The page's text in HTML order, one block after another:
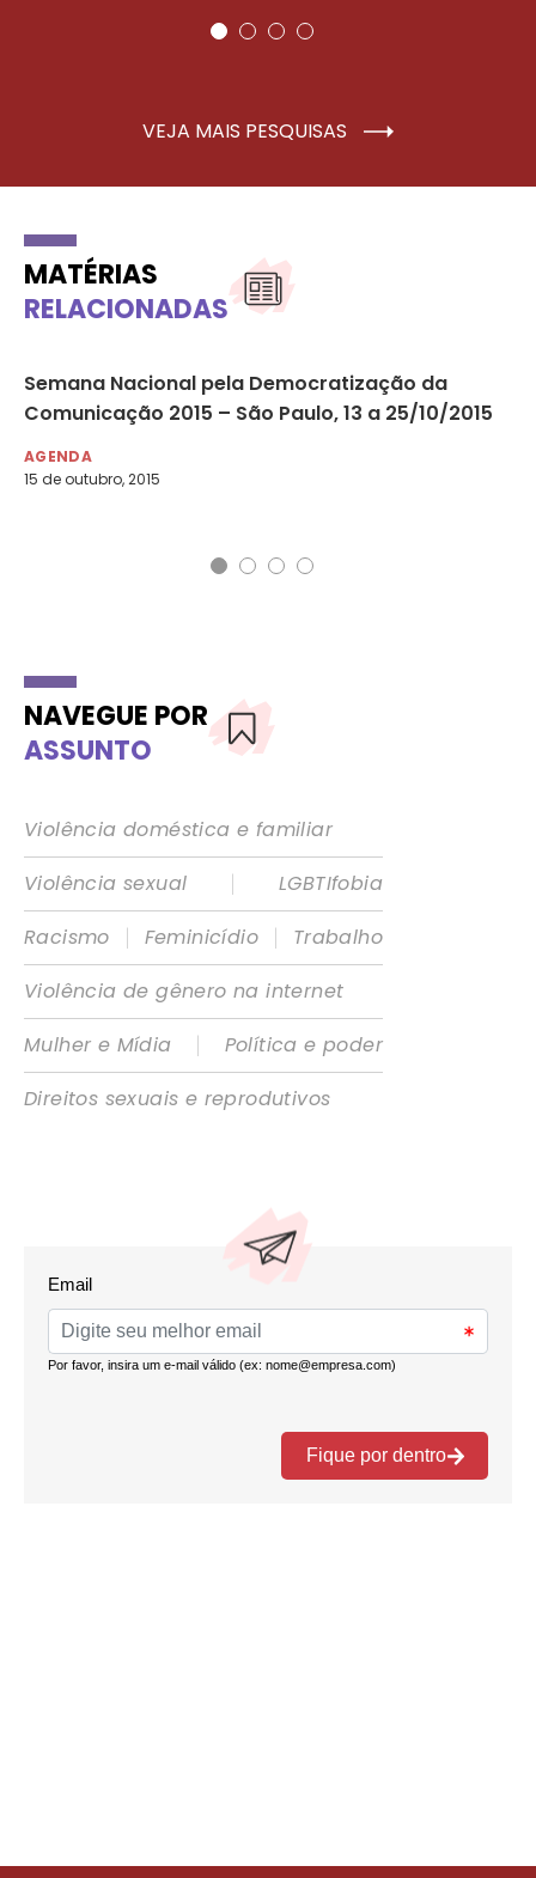
VEJA MAIS PESQUISAS
MATÉRIAS
RELACIONADAS
Semana Nacional pela Democratização da
Comunicação 2015 – São Paulo, 13 a 25/10/2015
AGENDA
15 de outubro, 2015
NAVEGUE POR
ASSUNTO
Violência doméstica e familiar
Violência sexual
|
LGBTIfobia
Racismo
| Feminicídio |
Trabalho
Violência de gênero na internet
Mulher e Mídia
|
Política e poder
Direitos sexuais e reprodutivos